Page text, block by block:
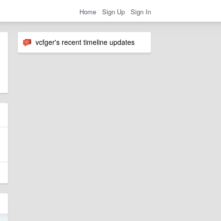
Home Sign Up Sign In
vcfger's recent timeline updates